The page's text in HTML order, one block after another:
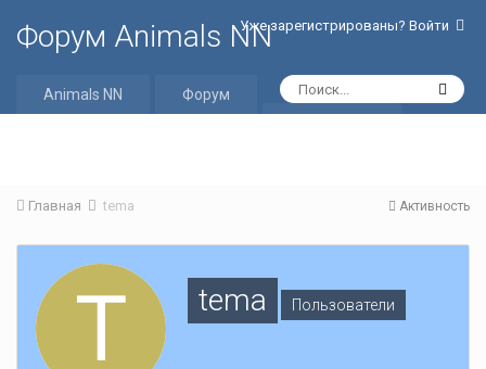
Форум Animals NNУже зарегистрированы? Войти
Animals NN
Форум
Активность
Главная tema
tema Пользователи